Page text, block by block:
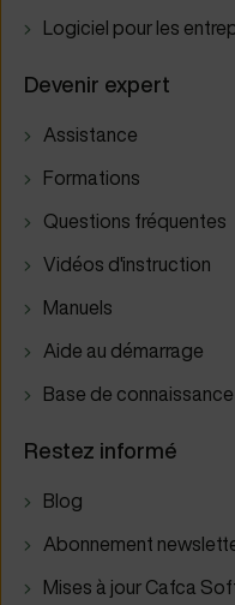
Logiciel pour les
Devenir expert
Assistance
Formations
Questions fréquentes
Vidéos d'instruction
Manuels
Aide au démarrage
Base de connaissance
Restez informé
Blog
Abonnement
Mises à jour Cafca